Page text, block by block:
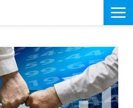
くあるご質問
導入事例
役立ちブログ